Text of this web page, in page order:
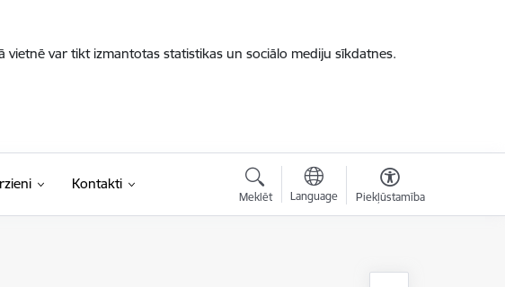
var tikt izmantotas statistikas un sociālo mediju sīkdatnes.
Kontakti
Meklēt Language Piekļūstamība